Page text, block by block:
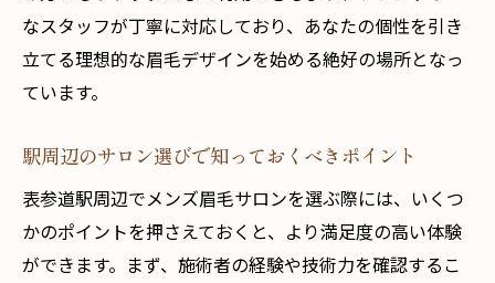
なスタッフが丁寧に対応しており、あなたの個性を引き
立てる理想的な眉毛デザインを始める絶好の場所となっ
ています。
駅周辺のサロン選びで知っておくべきポイント
表参道駅周辺でメンズ眉毛サロンを選ぶ際には、いくつ
かのポイントを押さえておくと、より満足度の高い体験
ができます。まず、施術者の経験や技術力を確認するこ